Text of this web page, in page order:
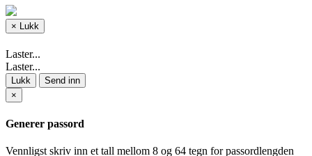
× Lukk
Laster...
Laster...
Lukk
Send inn
×
Generer passord
Vennligst skriv inn et tall mellom 8 og 64 tegn for passordlengden